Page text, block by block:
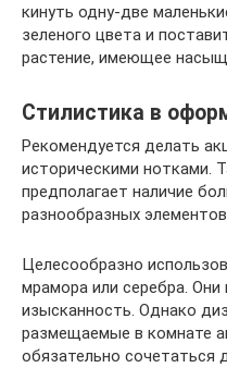
кинуть одну-две
зеленого цвета и
растение, имеющее
Стилистика в
Рекомендуется делать
историческими нотками.
предполагает наличие
разнообразных
Целесообразно
мрамора или серебра.
изысканность. Однако
размещаемые в комнате
обязательно сочетаться